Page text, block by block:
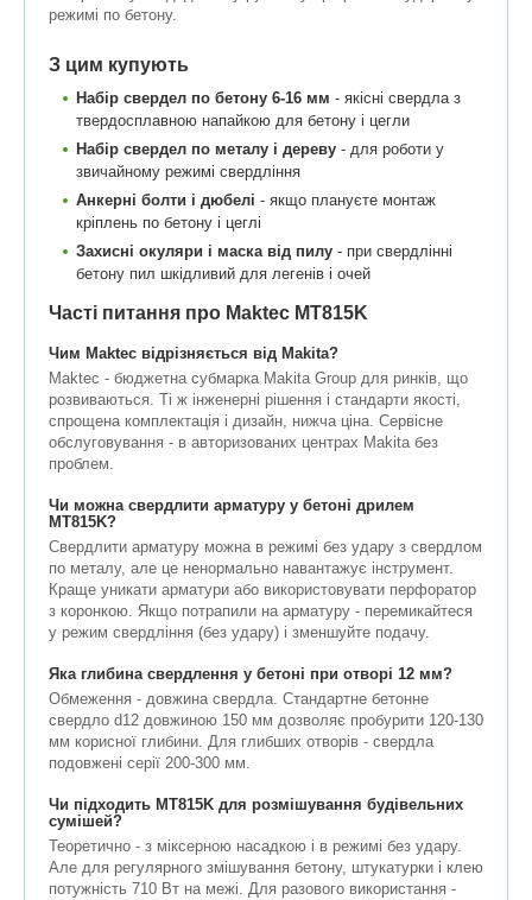
режимі по бетону.
З цим купують
Набір свердел по бетону 6-16 мм - якісні свердла з
твердосплавною напайкою для бетону і цегли
Набір свердел по металу і дереву - для роботи у
звичайному режимі свердління
Анкерні болти і дюбелі - якщо плануєте монтаж
кріплень по бетону і цеглі
Захисні окуляри і маска від пилу - при свердлінні
бетону пил шкідливий для легенів і очей
Часті питання про Maktec MT815K
Чим Maktec відрізняється від Makita?
Maktec - бюджетна субмарка Makita Group для ринків, що
розвиваються. Ті ж інженерні рішення і стандарти якості,
спрощена комплектація і дизайн, нижча ціна. Сервісне
обслуговування - в авторизованих центрах Makita без
проблем.
Чи можна свердлити арматуру у бетоні дрилем
MT815K?
Свердлити арматуру можна в режимі без удару з свердлом
по металу, але це ненормально навантажує інструмент.
Краще уникати арматури або використовувати перфоратор
з коронкою. Якщо потрапили на арматуру - перемикайтеся
у режим свердління (без удару) і зменшуйте подачу.
Яка глибина свердлення у бетоні при отворі 12 мм?
Обмеження - довжина свердла. Стандартне бетонне
свердло d12 довжиною 150 мм дозволяє пробурити 120-130
мм корисної глибини. Для глибших отворів - свердла
подовжені серії 200-300 мм.
Чи підходить MT815K для розмішування будівельних
сумішей?
Теоретично - з міксерною насадкою і в режимі без удару.
Але для регулярного змішування бетону, штукатурки і клею
потужність 710 Вт на межі. Для разового використання -